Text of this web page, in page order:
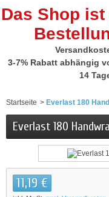
Das Shop
3-7% Rabatt abhängig
14
Startseite > Everlast 180
Everlast 180
11,19 €